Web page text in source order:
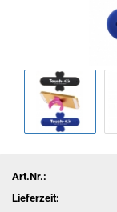
Art.Nr.:
Lieferzeit: